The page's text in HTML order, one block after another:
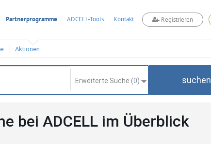
Partnerprogramme ADCELL-Tools Kontakt Registrieren
Aktionen
Erweiterte Suche (0) suchen
bei ADCELL im Überblick